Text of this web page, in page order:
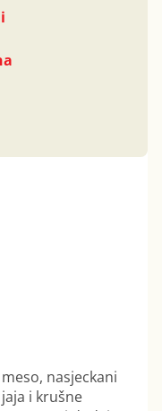
nasjeckani
i krušne